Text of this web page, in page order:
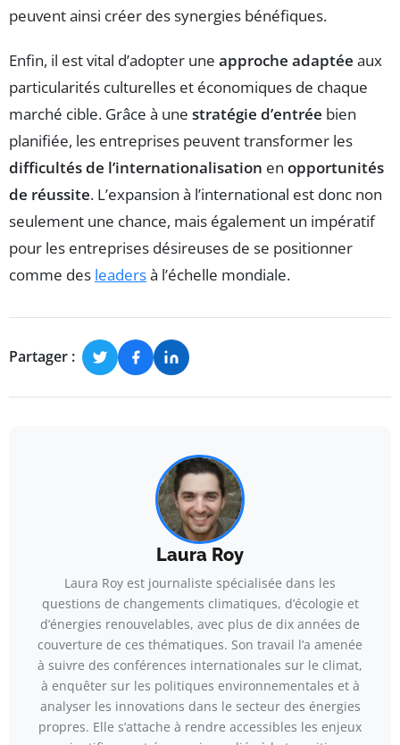
peuvent ainsi créer des synergies bénéfiques.
Enfin, il est vital d’adopter une approche adaptée aux
particularités culturelles et économiques de chaque
marché cible. Grâce à une stratégie d’entrée bien
planifiée, les entreprises peuvent transformer les
difficultés de l’internationalisation en opportunités
de réussite. L’expansion à l’international est donc non
seulement une chance, mais également un impératif
pour les entreprises désireuses de se positionner
comme des leadersà l’échelle mondiale.
Partager :
Laura Roy
Laura Roy est journaliste spécialisée dans les
questions de changements climatiques, d’écologie et
d’énergies renouvelables, avec plus de dix années de
couverture de ces thématiques. Son travail l’a amenée
à suivre des conférences internationales sur le climat,
à enquêter sur les politiques environnementales et à
analyser les innovations dans le secteur des énergies
propres. Elle s’attache à rendre accessibles les enjeux